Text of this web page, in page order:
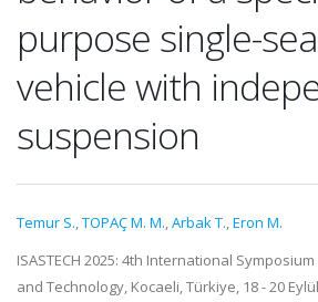
purpose single-
vehicle with
suspension
Temur S.,TOPAÇ M. M.,Arbak T.,Eron M.
ISASTECH 2025: 4th International
and Technology, Kocaeli, Türkiye, 18 - 20